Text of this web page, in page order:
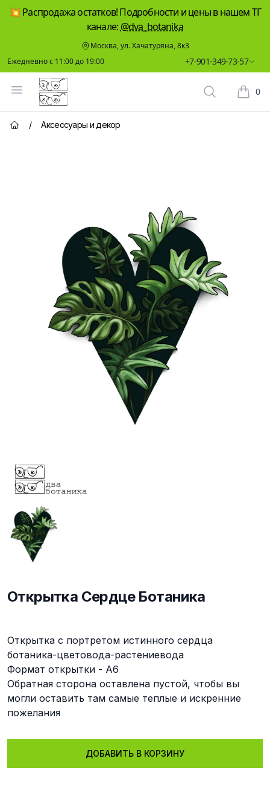
💥 Распродажа остатков! Подробности и цены в нашем ТГ
канале: @dva_botanika
Москва, ул. Хачатуряна, 8к3
Ежедневно с 11:00 до 19:00
+7-901-349-73-57
Открыть меню
Два Ботаника
Поиск
0
Главная страница
/ Аксессуары и декор
Открытка Сердце Ботаника
Открытка с портретом истинного сердца
ботаника-цветовода-растениевода
Формат открытки - А6
Обратная сторона оставлена пустой, чтобы вы
могли оставить там самые теплые и искренние
пожелания
ДОБАВИТЬ В КОРЗИНУ